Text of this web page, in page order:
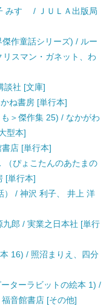
みすゞ / ＪＵＬＡ出版局
作童話シリーズ) / ルー
スマン・ガネット、わ
談社 [文庫]
ね書房 [単行本]
＞傑作集 25) / なかがわ
型本]
店 [単行本]
（ぴょこたんのあたまの
[単行本]
） / 神沢 利子、 井上 洋
郎 / 実業之日本社 [単行
16) / 照沼まりえ、四分
ターラビットの絵本 1) /
音館書店 [その他]